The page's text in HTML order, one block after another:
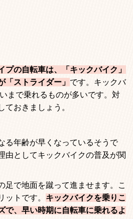
の自転車は、「キックバイク」
「ストライダー」 です。キックバ
まで乗れるものが多いです。対
おきましょう。
る年齢が早くなっているそうで
由としてキックバイクの普及が関
足で地面を蹴って進ませます。こ
トです。 キックバイクを乗りこ
で、早い時期に自転車に乗れるよ